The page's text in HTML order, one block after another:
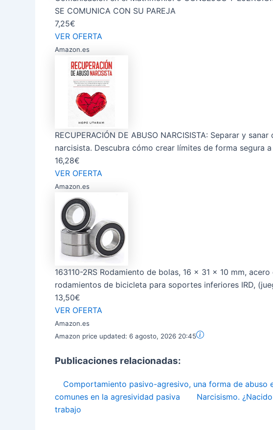
SE COMUNICA CON SU PAREJA
7,25€
VER OFERTA
Amazon.es
RECUPERACIÓN DE ABUSO NARCISISTA: Separar y
narcisista. Descubra cómo crear límites de forma segura
16,28€
VER OFERTA
Amazon.es
163110-2RS Rodamiento de bolas, 16 x 31 x 10 mm,
rodamientos de bicicleta para soportes inferiores IRD,
13,50€
VER OFERTA
Amazon.es
Amazon price updated: 6 agosto, 2026 20:45
Publicaciones relacionadas:
Comportamiento pasivo-agresivo, una forma de abuso
comunes en la agresividad pasiva
Narcisismo.
trabajo